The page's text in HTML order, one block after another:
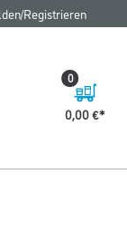
Registrieren
0,00 €
0